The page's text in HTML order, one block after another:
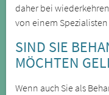
daher bei
von einem Spezialisten
SIND SIE
MÖCHTEN
Wenn auch Sie als